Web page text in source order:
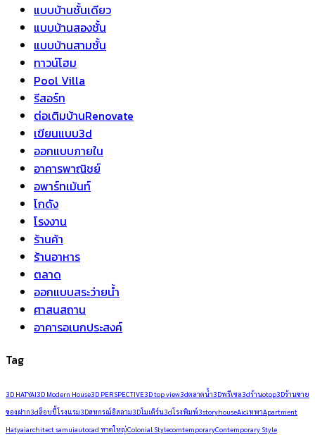
แบบบ้านชั้นเดียว
แบบบ้านสองชั้น
แบบบ้านสามชั้น
ทาวน์โฮม
Pool Villa
รีสอร์ท
ต่อเติมบ้านRenovate
เขียนแบบ3d
ออกแบบภายใน
อาคารพาณิชย์
อพาร์ทเม้นท์
โกดัง
โรงงาน
ร้านค้า
ร้านอาหาร
ตลาด
ออกแบบสระว่ายน้ำ
ศาสนสถาน
อาคารอเนกประสงค์
Tag
3D HATYAI3D Modern House3D PERSPECTIVE3D top view3dตลาดน้ำ3Dพรีเซล3dร้านotop3Dร้านขาย
ของฝาก3dล็อบบี้โรงแรม3Dสหกรณ์อิสลาม3Dโมเดิร์น3dโรงพิมพ์3storyhouseAicเทพาApartment
Hatyaiarchitect samuiautocad หาดใหญ่Colonial StylecomtemporaryContemporary Style